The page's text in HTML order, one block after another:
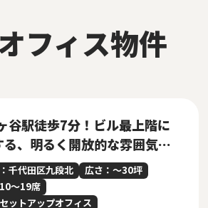
フィス物件
谷駅徒歩7分！ビル最上階に
る、明るく開放的な雰囲気の
きセットアップオフィス
千代田区九段北
広さ：〜30坪
〜19席
ットアップオフィス